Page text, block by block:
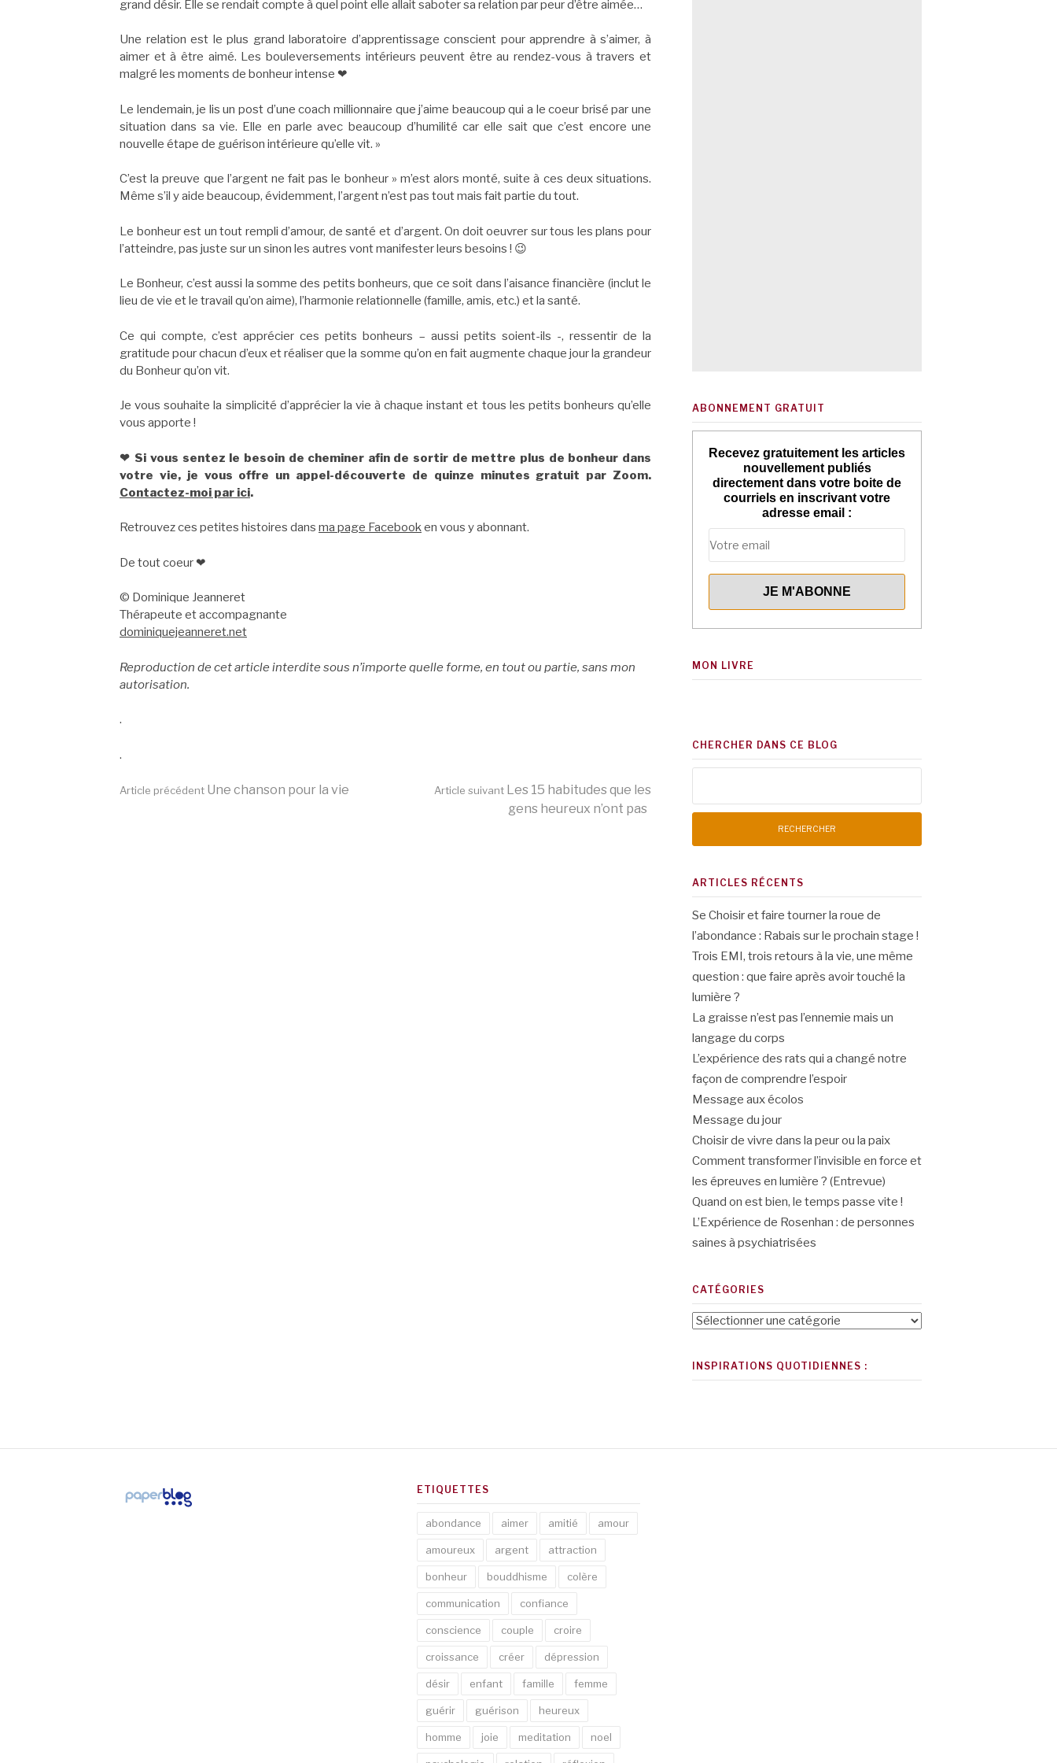
grand désir. Elle se rendait compte à quel point elle allait saboter sa relation par peur d’être aimée…
Une relation est le plus grand laboratoire d’apprentissage conscient pour apprendre à s’aimer, à
aimer et à être aimé. Les bouleversements intérieurs peuvent être au rendez-vous à travers et
malgré les moments de bonheur intense ❤
Le lendemain, je lis un post d’une coach millionnaire que j’aime beaucoup qui a le coeur brisé par une
situation dans sa vie. Elle en parle avec beaucoup d’humilité car elle sait que c’est encore une
nouvelle étape de guérison intérieure qu’elle vit. »
C’est la preuve que l’argent ne fait pas le bonheur » m’est alors monté, suite à ces deux situations.
Même s’il y aide beaucoup, évidemment, l’argent n’est pas tout mais fait partie du tout.
Le bonheur est un tout rempli d’amour, de santé et d’argent. On doit oeuvrer sur tous les plans pour
l’atteindre, pas juste sur un sinon les autres vont manifester leurs besoins ! 😉
Le Bonheur, c’est aussi la somme des petits bonheurs, que ce soit dans l’aisance financière (inclut le
lieu de vie et le travail qu’on aime), l’harmonie relationnelle (famille, amis, etc.) et la santé.
Ce qui compte, c’est apprécier ces petits bonheurs – aussi petits soient-ils -, ressentir de la
gratitude pour chacun d’eux et réaliser que la somme qu’on en fait augmente chaque jour la grandeur
du Bonheur qu’on vit.
Je vous souhaite la simplicité d’apprécier la vie à chaque instant et tous les petits bonheurs qu’elle
vous apporte !
❤ Si vous sentez le besoin de cheminer afin de sortir de mettre plus de bonheur dans
votre vie, je vous offre un appel-découverte de quinze minutes gratuit par Zoom.
Contactez-moi par ici.
Retrouvez ces petites histoires dans ma page Facebooken vous y abonnant.
De tout coeur ❤
© Dominique Jeanneret
Thérapeute et accompagnante
dominiquejeanneret.net
Reproduction de cet article interdite sous n’importe quelle forme, en tout ou partie, sans mon
autorisation.
.
.
Lire
Article précédent Une chanson pour la vie Article suivant Les 15 habitudes que les
gens heureux n’ont pas
ABONNEMENT GRATUIT
Recevez gratuitement les articles
nouvellement publiés
directement dans votre boite de
courriels en inscrivant votre
adresse email :
MON LIVRE
CHERCHER DANS CE BLOG
ARTICLES RÉCENTS
Se Choisir et faire tourner la roue de
l’abondance : Rabais sur le prochain stage !
Trois EMI, trois retours à la vie, une même
question : que faire après avoir touché la
lumière ?
La graisse n’est pas l’ennemie mais un
langage du corps
L’expérience des rats qui a changé notre
façon de comprendre l’espoir
Message aux écolos
Message du jour
Choisir de vivre dans la peur ou la paix
Comment transformer l’invisible en force et
les épreuves en lumière ? (Entrevue)
Quand on est bien, le temps passe vite !
L’Expérience de Rosenhan : de personnes
saines à psychiatrisées
CATÉGORIES
Catégories
INSPIRATIONS QUOTIDIENNES :
ETIQUETTES
abondance aimer amitié amour
amoureux argent attraction
bonheur bouddhisme colère
communication confiance
conscience couple croire
croissance créer dépression
désir enfant famille femme
guérir guérison heureux
homme joie meditation noel